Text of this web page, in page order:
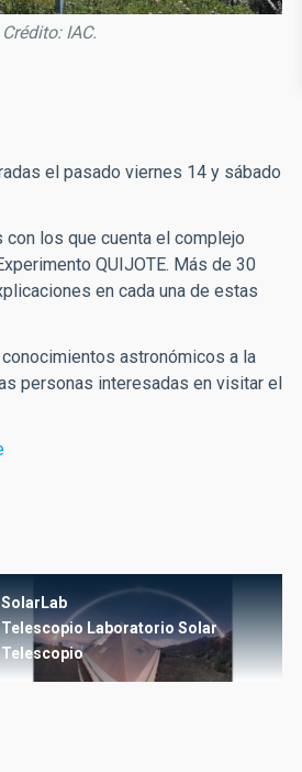
IAC.
el pasado viernes 14 y sábado
los que cuenta el complejo
QUIJOTE. Más de 30
en cada una de estas
astronómicos a la
personas interesadas en visitar el
SolarLab
Telescopio Laboratorio Solar
Telescopio